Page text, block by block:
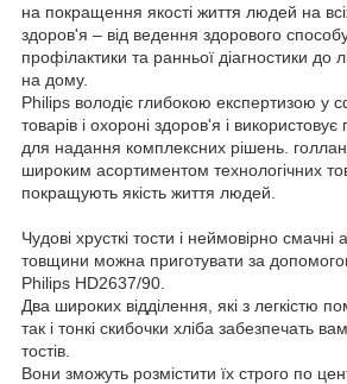
на покращення якості життя людей на
здоров'я – від ведення здорового
профілактики та ранньої діагностики до
на дому.
Philips володіє глибокою експертизою у
товарів і охороні здоров'я і використовує
для надання комплексних рішень.
широким асортиментом технологічних
покращують якість життя людей.
Чудові хрусткі тости і неймовірно
товщини можна приготувати за
Philips HD2637/90.
Два широких відділення, які з легкістю
так і тонкі скибочки хліба забезпечать
тостів.
Вони зможуть розмістити їх строго по